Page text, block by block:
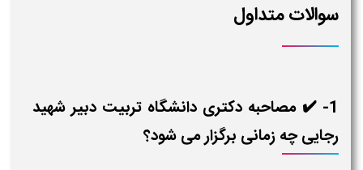
سوالات متداول
1- ✔️ مصاحبه دکتری دانشگاه تربیت دبیر شهید
رجایی چه زمانی برگزار می شود؟